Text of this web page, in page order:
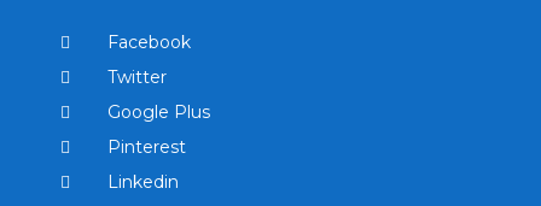
Facebook
Twitter
Google Plus
Pinterest
Linkedin